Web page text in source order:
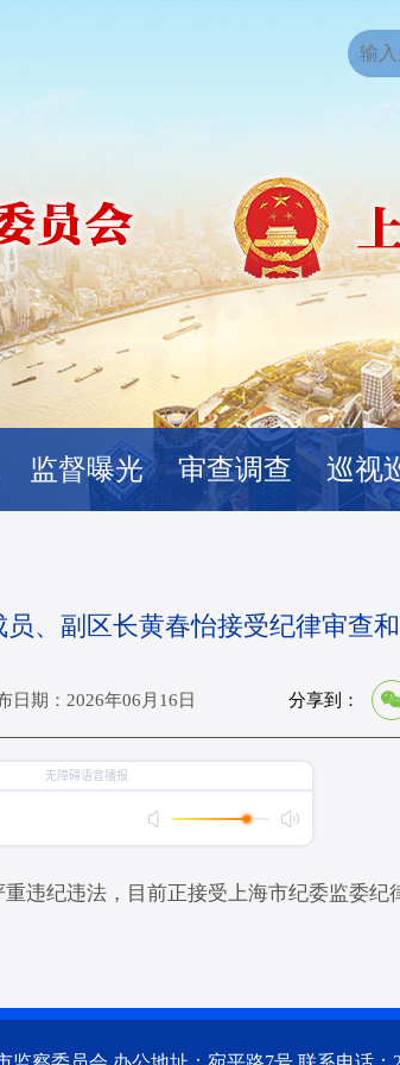
监督曝光 审查调查 巡视
、副区长黄春怡接受纪律审查
日期：2026年06月16日 分享到：
违纪违法，目前正接受上海市纪委监委纪